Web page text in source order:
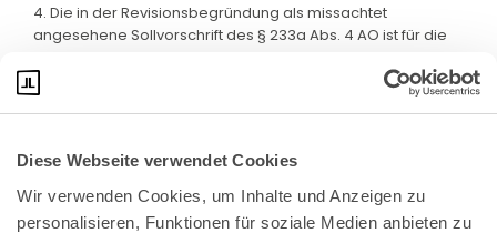
Diese Webseite verwendet Cookies
Wir verwenden Cookies, um Inhalte und Anzeigen zu
personalisieren, Funktionen für soziale Medien anbieten zu
4. Die in der Revisionsbegründung als missachtet
angesehene Sollvorschrift des § 233a Abs. 4 AO ist für die